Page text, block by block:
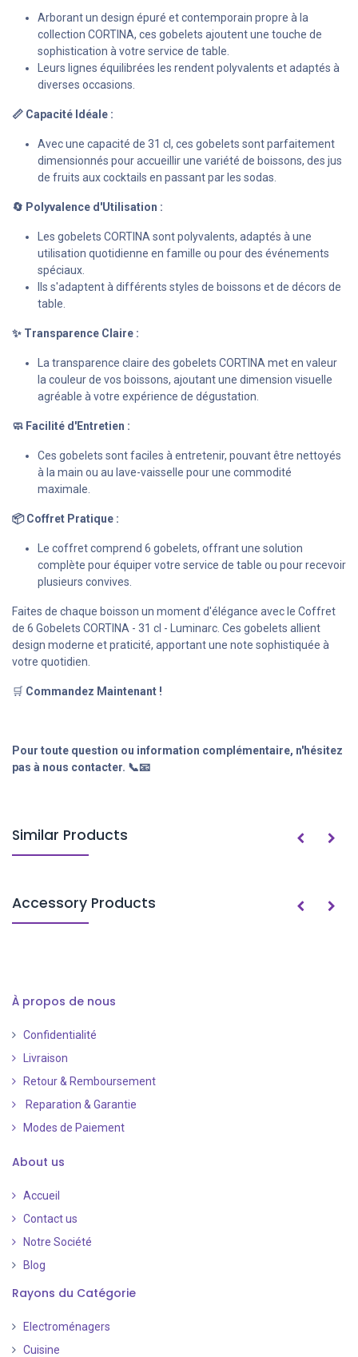
Arborant un design épuré et contemporain propre à la
collection CORTINA, ces gobelets ajoutent une touche de
sophistication à votre service de table.
Leurs lignes équilibrées les rendent polyvalents et adaptés à
diverses occasions.
📏 Capacité Idéale :
Avec une capacité de 31 cl, ces gobelets sont parfaitement
dimensionnés pour accueillir une variété de boissons, des jus
de fruits aux cocktails en passant par les sodas.
🔄 Polyvalence d'Utilisation :
Les gobelets CORTINA sont polyvalents, adaptés à une
utilisation quotidienne en famille ou pour des événements
spéciaux.
Ils s'adaptent à différents styles de boissons et de décors de
table.
✨ Transparence Claire :
La transparence claire des gobelets CORTINA met en valeur
la couleur de vos boissons, ajoutant une dimension visuelle
agréable à votre expérience de dégustation.
🧼 Facilité d'Entretien :
Ces gobelets sont faciles à entretenir, pouvant être nettoyés
à la main ou au lave-vaisselle pour une commodité
maximale.
📦 Coffret Pratique :
Le coffret comprend 6 gobelets, offrant une solution
complète pour équiper votre service de table ou pour recevoir
plusieurs convives.
Faites de chaque boisson un moment d'élégance avec le Coffret
de 6 Gobelets CORTINA - 31 cl - Luminarc. Ces gobelets allient
design moderne et praticité, apportant une note sophistiquée à
votre quotidien.
🛒 Commandez Maintenant !
Pour toute question ou information complémentaire, n'hésitez
pas à nous contacter. 📞📧
Similar Products
Accessory Products
À propos de nous
Confidentialité
Livraison
Retour & Remboursement
Reparation & Garantie
Modes de Paiement
About us
Accueil
Contact us
Notre Société
Blog
Rayons du Catégorie
Electroménagers
Cuisine